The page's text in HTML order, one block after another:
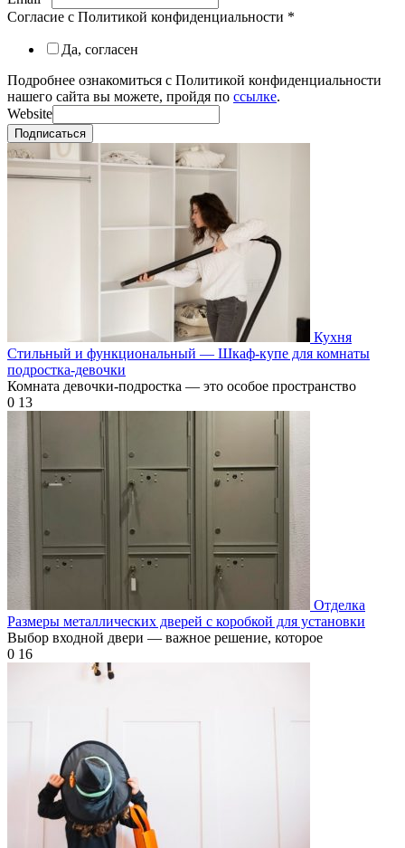
Согласие с Политикой конфиденциальности *
Да, согласен
Подробнее ознакомиться с Политикой конфиденциальности
нашего сайта вы можете, пройдя по ссылке.
Website
Подписаться
Кухня
Стильный и функциональный — Шкаф-купе для комнаты
подростка-девочки
Комната девочки-подростка — это особое пространство
0 13
Отделка
Размеры металлических дверей с коробкой для установки
Выбор входной двери — важное решение, которое
0 16